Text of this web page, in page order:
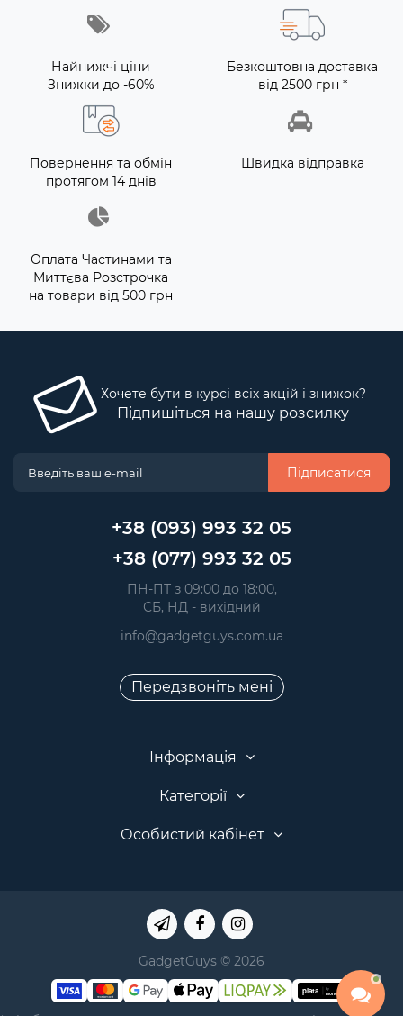
Найнижчі ціни
Знижки до -60%
Безкоштовна доставка
від 2500 грн *
Повернення та обмін
протягом 14 днів
Швидка відправка
Оплата Частинами та
Миттєва Розстрочка
на товари від 500 грн
Хочете бути в курсі всіх акцій і знижок?
Підпишіться на нашу розсилку
Підписатися
+38 (093) 993 32 05
+38 (077) 993 32 05
ПН-ПТ з 09:00 до 18:00,
СБ, НД - вихідний
info@gadgetguys.com.ua
Передзвоніть мені
Інформація
Категорії
Особистий кабінет
GadgetGuys © 2026